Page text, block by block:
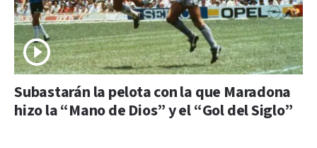
Subastarán la pelota con la que Maradona
hizo la “Mano de Dios” y el “Gol del Siglo”